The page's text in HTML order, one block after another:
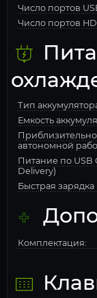
Число портов
Число портов
Тип
Емкость
автономной
Питание по USB
Delivery)
Быстрая зарядка
Комплектация: